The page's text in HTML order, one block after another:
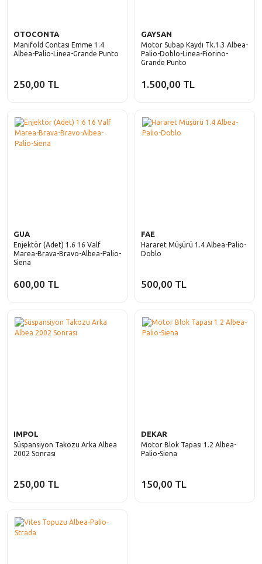
OTOCONTA
Manifold Contası Emme 1.4
Albea-Palio-Linea-Grande Punto
250,00 TL
GAYSAN
Motor Subap Kaydı Tk.1.3 Albea-
Palio-Doblo-Linea-Fiorino-
Grande Punto
1.500,00 TL
GUA
Enjektör (Adet) 1.6 16 Valf
Marea-Brava-Bravo-Albea-Palio-
Siena
600,00 TL
FAE
Hararet Müşürü 1.4 Albea-Palio-
Doblo
500,00 TL
IMPOL
Süspansiyon Takozu Arka Albea
2002 Sonrası
250,00 TL
DEKAR
Motor Blok Tapası 1.2 Albea-
Palio-Siena
150,00 TL